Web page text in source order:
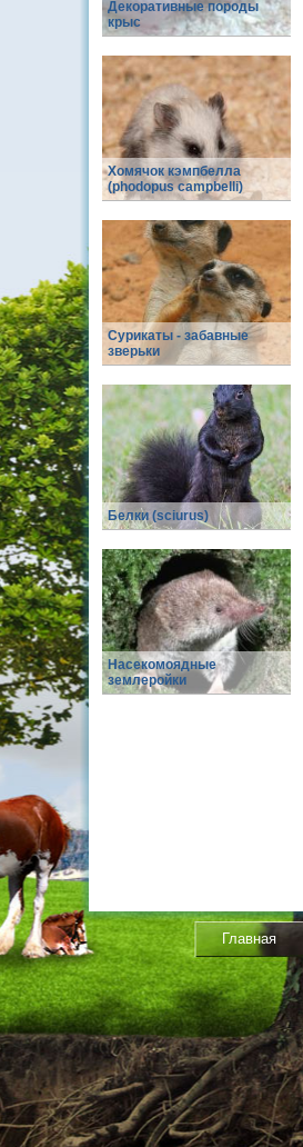
Декоративные породы
крыс
Хомячок кэмпбелла
(phodopus campbelli)
Сурикаты - забавные
зверьки
Белки (sciurus)
Насекомоядные
землеройки
Главная